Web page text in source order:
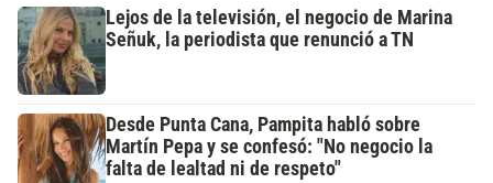
Lejos de la televisión, el negocio de Marina
Señuk, la periodista que renunció a TN
Desde Punta Cana, Pampita habló sobre
Martín Pepa y se confesó: "No negocio la
falta de lealtad ni de respeto"